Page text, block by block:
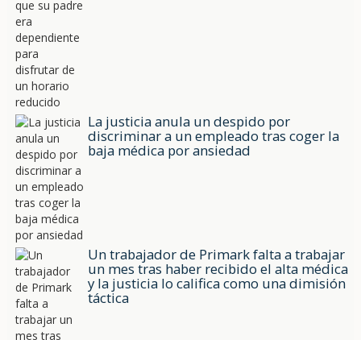
La justicia anula un despido por
discriminar a un empleado tras coger la
baja médica por ansiedad
Un trabajador de Primark falta a trabajar
un mes tras haber recibido el alta médica
y la justicia lo califica como una dimisión
táctica